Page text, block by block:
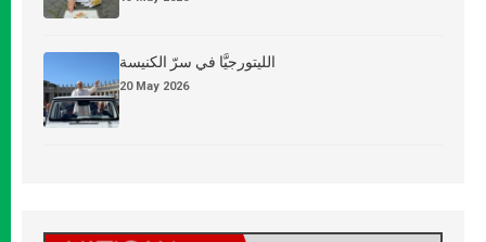
الليتورجيَّا في سرّ الكنيسة
20 May 2026